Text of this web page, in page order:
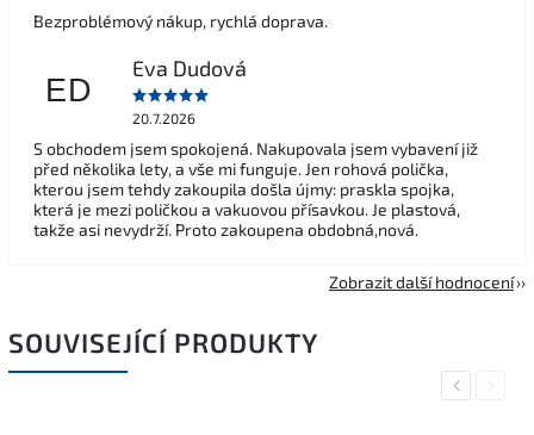
Bezproblémový nákup, rychlá doprava.
ED
Eva Dudová
20.7.2026
S obchodem jsem spokojená. Nakupovala jsem vybavení již
před několika lety, a vše mi funguje. Jen rohová polička,
kterou jsem tehdy zakoupila došla újmy: praskla spojka,
která je mezi poličkou a vakuovou přísavkou. Je plastová,
takže asi nevydrží. Proto zakoupena obdobná,nová.
Zobrazit další hodnocení
SOUVISEJÍCÍ PRODUKTY
PreviousNext